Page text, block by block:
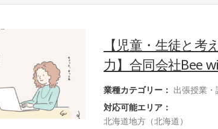
【児童・生徒と
力】合同会社Bee
業種カテゴリー：
出張授業
対応可能エリア：
北海道地方（北海道）